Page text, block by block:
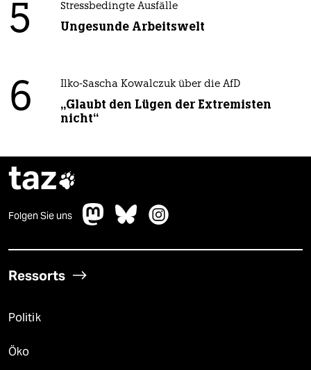
5 Stressbedingte Ausfälle
Ungesunde Arbeitswelt
6 Ilko-Sascha Kowalczuk über die AfD
„Glaubt den Lügen der Extremisten
nicht“
taz
Folgen Sie uns
Ressorts
Politik
Öko